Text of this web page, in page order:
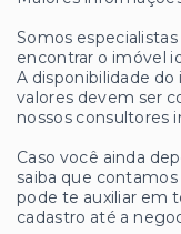
Somos
encontrar o imóvel
A disponibilidade
valores devem ser
nossos consultores
Caso você ainda
saiba que
pode te auxiliar em
cadastro até a